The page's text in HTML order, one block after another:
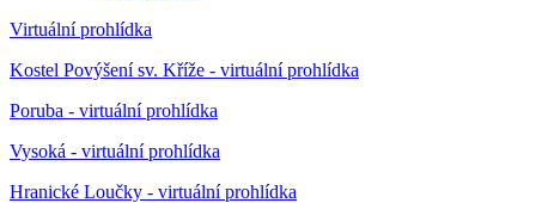
Virtuální prohlídka
Kostel Povýšení sv. Kříže - virtuální prohlídka
Poruba - virtuální prohlídka
Vysoká - virtuální prohlídka
Hranické Loučky - virtuální prohlídka